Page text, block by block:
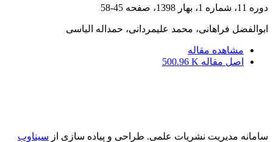
دوره 11، شماره 1، بهار 1398، صفحه 45-58
ابوالفضل فراهانی، محمد علیمردانی، حمداله الیاسی
مشاهده مقاله
اصل مقاله 500.96 K
سامانه مدیریت نشریات علمی. طراحی و پیاده سازی از سیناوب